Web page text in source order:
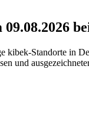
Standorte in
und